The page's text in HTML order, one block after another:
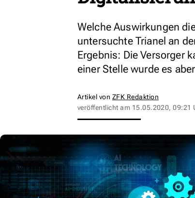
Welche Auswirkungen
untersuchte Trianel an
Ergebnis: Die Versorger
einer Stelle wurde es
Artikel von ZFK Redaktion
veröffentlicht am 15.05.2020, 09:21